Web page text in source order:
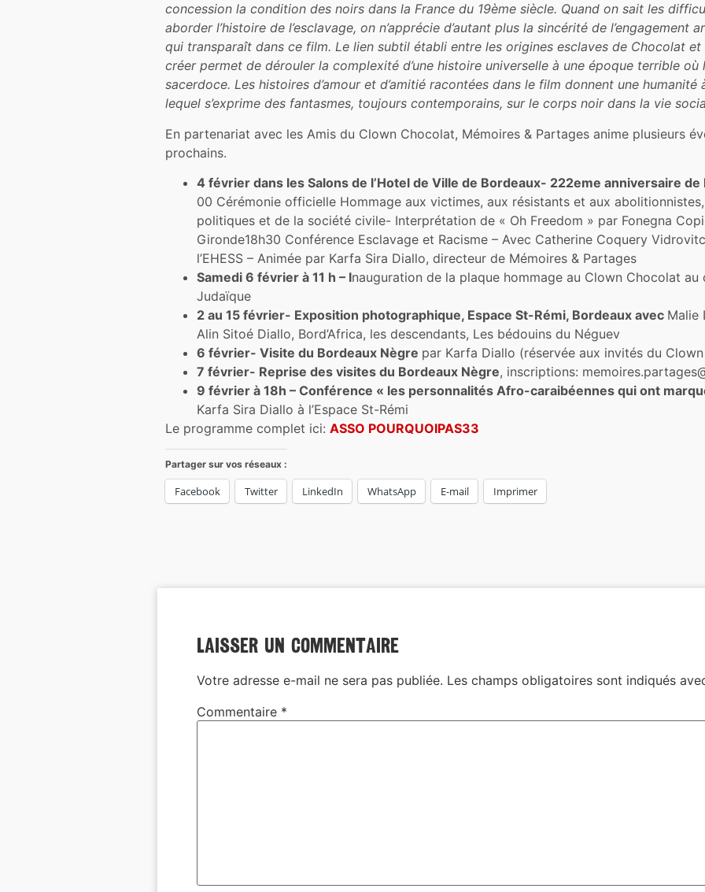
concession la condition des noirs dans la France du 19ème siècle. Quand on sait les
aborder l’histoire de l’esclavage, on n’apprécie d’autant plus la sincérité de l’engagement
qui transparaît dans ce film. Le lien subtil établi entre les origines esclaves de Chocolat
créer permet de dérouler la complexité d’une histoire universelle à une époque terrible
sacerdoce. Les histoires d’amour et d’amitié racontées dans le film donnent une
lequel s’exprime des fantasmes, toujours contemporains, sur le corps noir dans la vie
En partenariat avec les Amis du Clown Chocolat, Mémoires & Partages anime plusieurs
prochains.
4 février dans les Salons de l’Hotel de Ville de Bordeaux- 222eme anniversaire de
00 Cérémonie officielle Hommage aux victimes, aux résistants et aux
politiques et de la société civile- Interprétation de « Oh Freedom » par Fonegna
Gironde18h30 Conférence Esclavage et Racisme – Avec Catherine Coquery
l’EHESS – Animée par Karfa Sira Diallo, directeur de Mémoires & Partages
Samedi 6 février à 11 h – Inauguration de la plaque hommage au Clown Chocolat
Judaïque
2 au 15 février- Exposition photographique, Espace St-Rémi, Bordeaux avec Malie
Alin Sitoé Diallo, Bord’Africa, les descendants, Les bédouins du Néguev
6 février- Visite du Bordeaux Nègre par Karfa Diallo (réservée aux invités du
7 février- Reprise des visites du Bordeaux Nègre, inscriptions:
9 février à 18h – Conférence « les personnalités Afro-caraibéennes qui ont
Karfa Sira Diallo à l’Espace St-Rémi
Le programme complet ici:ASSO POURQUOIPAS33
Partager sur vos réseaux :
Facebook Twitter LinkedIn WhatsApp E-mail Imprimer
Laisser un commentaire
Votre adresse e-mail ne sera pas publiée. Les champs obligatoires sont indiqués
Commentaire *